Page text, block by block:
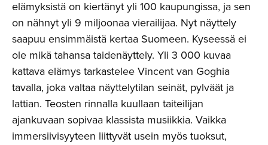
elämyksistä on kiertänyt yli 100 kaupungissa, ja sen
on nähnyt yli 9 miljoonaa vierailijaa. Nyt näyttely
saapuu ensimmäistä kertaa Suomeen. Kyseessä ei
ole mikä tahansa taidenäyttely. Yli 3 000 kuvaa
kattava elämys tarkastelee Vincent van Goghia
tavalla, joka valtaa näyttelytilan seinät, pylväät ja
lattian. Teosten rinnalla kuullaan taiteilijan
ajankuvaan sopivaa klassista musiikkia. Vaikka
immersiivisyyteen liittyvät usein myös tuoksut,